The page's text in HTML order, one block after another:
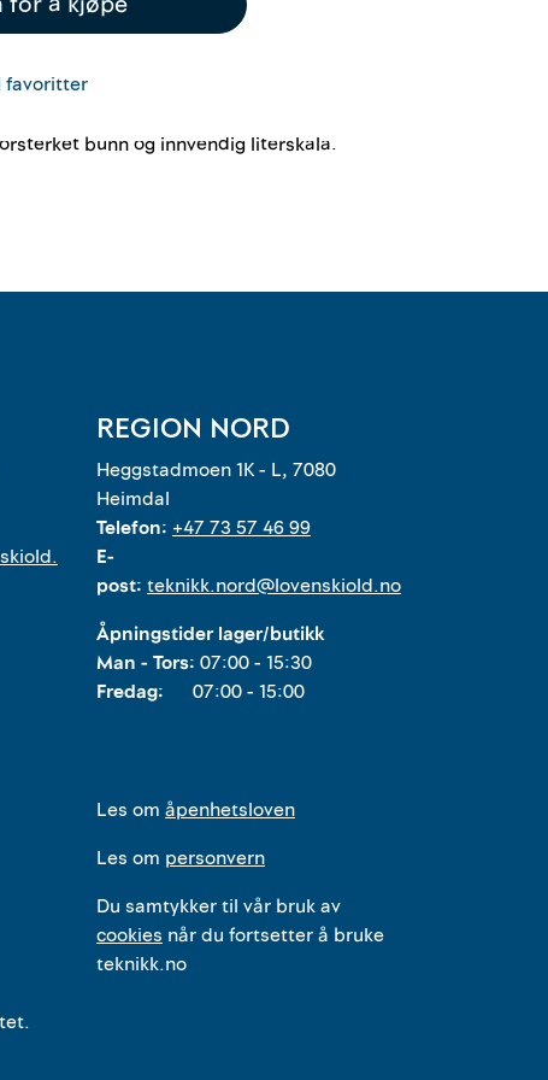
favoritter
bunn og innvendig literskala.
REGION NORD
Heggstadmoen 1K - L, 7080
Heimdal
Telefon: +47 73 57 46 99
E-
post: teknikk.nord@lovenskiold.no
Åpningstider lager/butikk
Man - Tors: 07:00 - 15:30
Fredag: 07:00 - 15:00
Les om åpenhetsloven
Les om personvern
Du samtykker til vår bruk av
cookies når du fortsetter å bruke
teknikk.no